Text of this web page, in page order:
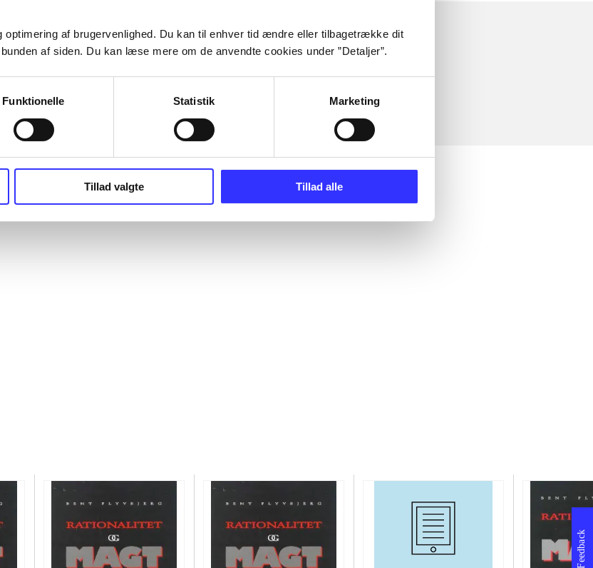
af brugervenlighed. Du kan til enhver tid ændre eller tilbagetrække dit
af siden. Du kan læse mere om de anvendte cookies under ”Detaljer”.
Funktionelle Statistik Marketing
Tillad valgte Tillad alle
Feedback